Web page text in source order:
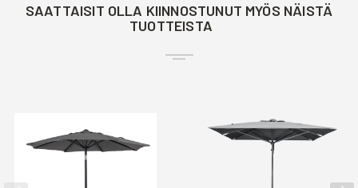
SAATTAISIT OLLA KIINNOSTUNUT MYÖS NÄISTÄ
TUOTTEISTA